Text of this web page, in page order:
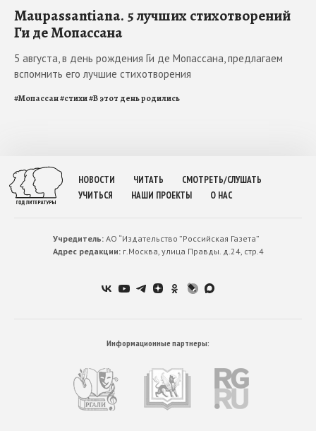
Maupassantiana. 5 лучших стихотворений
Ги де Мопассана
5 августа, в день рождения Ги де Мопассана, предлагаем
вспомнить его лучшие стихотворения
#Мопассан#стихи#В этот день родились
НОВОСТИ ЧИТАТЬ
СМОТРЕТЬ/СЛУШАТЬ
УЧИТЬСЯ
НАШИ ПРОЕКТЫ О НАС
Учредитель:АО “Издательство ”Российская Газета”
Адрес редакции:г.Москва, улица Правды. д.24, стр.4
Информационные партнеры: